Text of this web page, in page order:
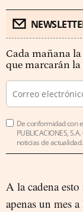
Cada mañana
que marcarán la
De conformidad con
PUBLICACIONES,
noticias de actualidad.
A la cadena
apenas un mes